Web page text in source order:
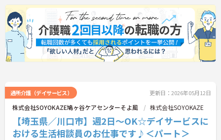
通所介護（デイサービス） 更新日：2026年05月12日
株式会社SOYOKAZE鳩ヶ谷ケアセンターそよ風 株式会社SOYOKAZE
【埼玉県／川口市】週2日～OK☆デイサービスに
おける生活相談員のお仕事です♪＜パート＞